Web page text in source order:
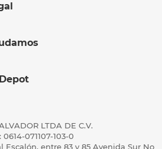
LTDA DE C.V.
0614-071107-103-0
Escalón, entre 83 y 85 Avenida Sur No